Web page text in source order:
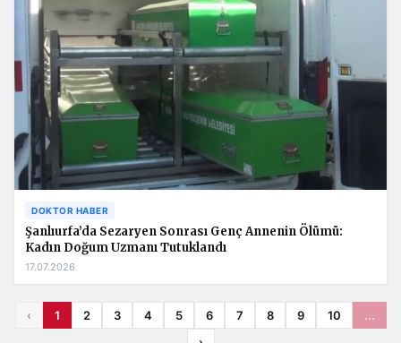
DOKTOR HABER
Şanlıurfa’da Sezaryen Sonrası Genç Annenin Ölümü:
Kadın Doğum Uzmanı Tutuklandı
17.07.2026
‹ 1 2 3 4 5 6 7 8 9 10
...